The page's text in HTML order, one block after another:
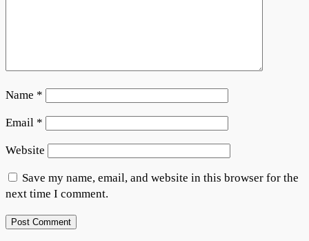
Name *
Email *
Website
Save my name, email, and website in this browser for the
next time I comment.